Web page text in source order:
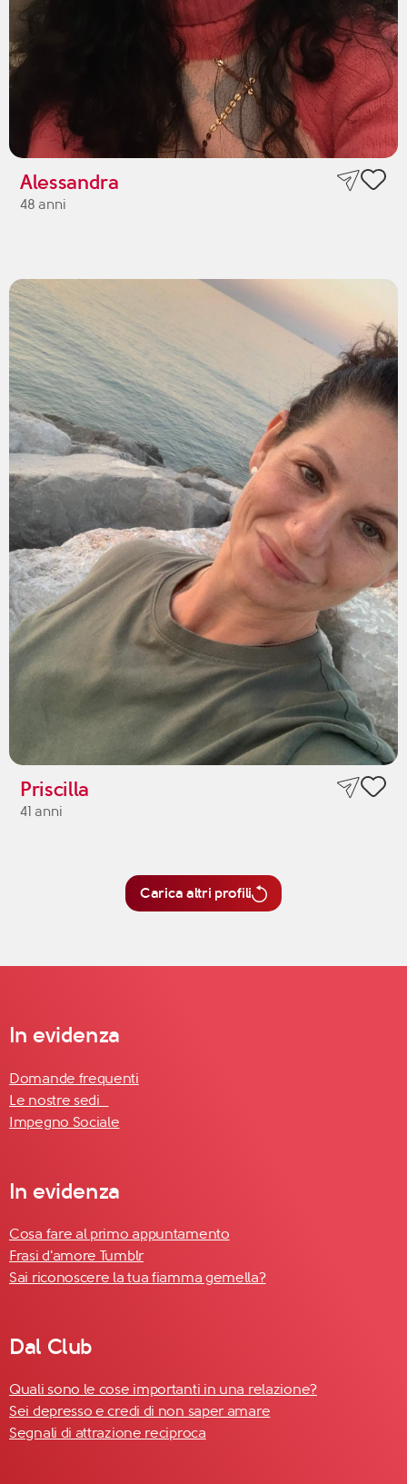
Alessandra
48 anni
Priscilla
41 anni
Carica altri profili
In evidenza
Domande frequenti
Le nostre sedi
Impegno Sociale
In evidenza
Cosa fare al primo appuntamento
Frasi d'amore Tumblr
Sai riconoscere la tua fiamma gemella?
Dal Club
Quali sono le cose importanti in una relazione?
Sei depresso e credi di non saper amare
Segnali di attrazione reciproca